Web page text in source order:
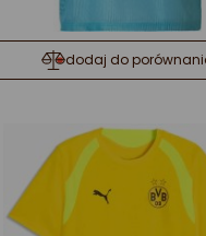
dodaj do